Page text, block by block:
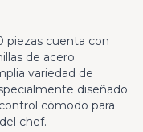
piezas cuenta con
de acero
variedad de
diseñado
cómodo para
chef.